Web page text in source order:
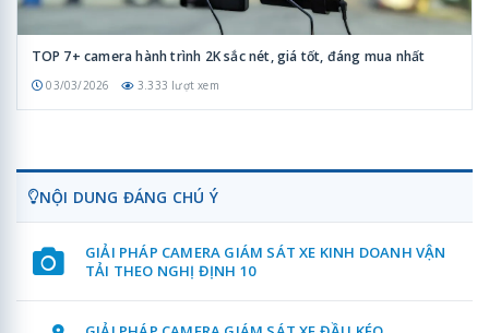
TOP 7+ camera hành trình 2K sắc nét, giá tốt, đáng mua nhất
03/03/2026 3.333 lượt xem
NỘI DUNG ĐÁNG CHÚ Ý
GIẢI PHÁP CAMERA GIÁM SÁT XE KINH DOANH VẬN
TẢI THEO NGHỊ ĐỊNH 10